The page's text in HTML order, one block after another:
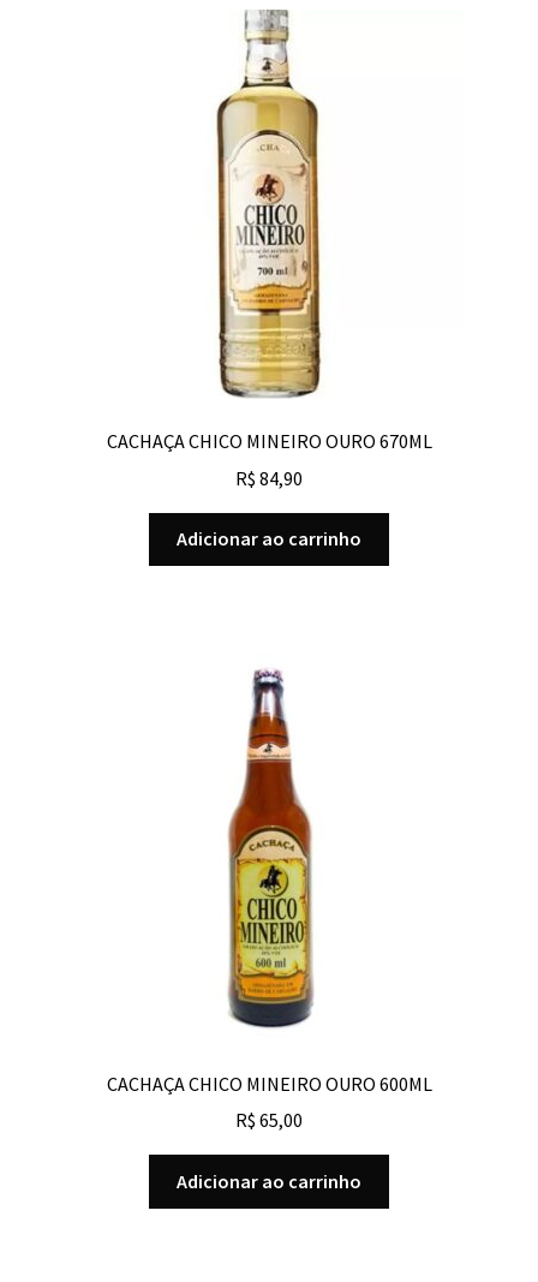
CACHAÇA CHICO MINEIRO OURO 670ML
R$ 84,90
Adicionar ao carrinho
CACHAÇA CHICO MINEIRO OURO 600ML
R$ 65,00
Adicionar ao carrinho